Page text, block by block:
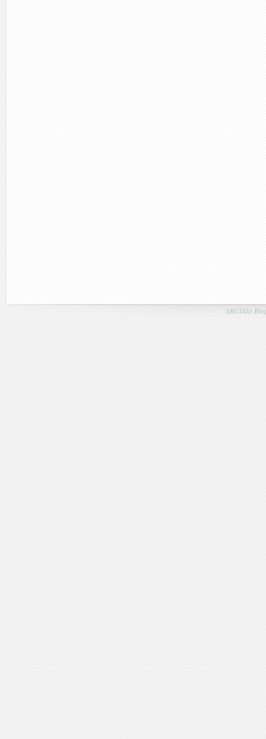
ARGIAko